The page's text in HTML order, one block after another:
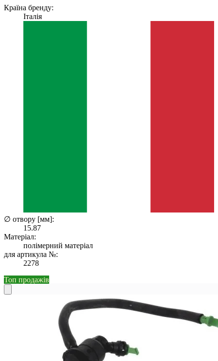
Країна бренду:
Італія
∅ отвору [мм]:
15.87
Матеріал:
полімерний матеріал
для артикула №:
2278
Топ продажів